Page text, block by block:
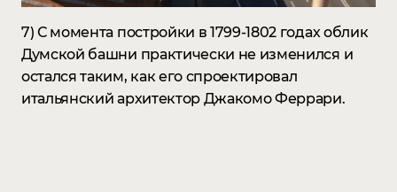
7) С момента постройки в 1799-1802 годах облик
Думской башни практически не изменился и
остался таким, как его спроектировал
итальянский архитектор Джакомо Феррари. ⠀